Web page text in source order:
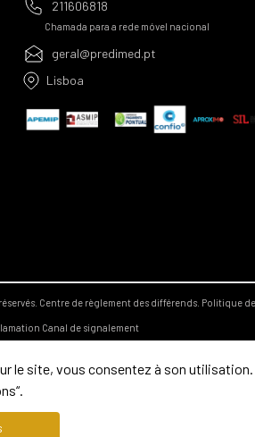
211606818
Chamada para a rede móvel nacional
geral@predimed.pt
Lisboa
Centre de règlement des différends. Politique
Canal de signalement
le site, vous consentez à son